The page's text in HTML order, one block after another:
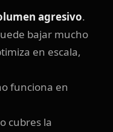
agresivo.
bajar mucho
en escala,
funciona en
cubres la